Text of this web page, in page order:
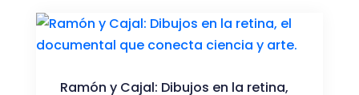
Ramón y Cajal: Dibujos en la retina,